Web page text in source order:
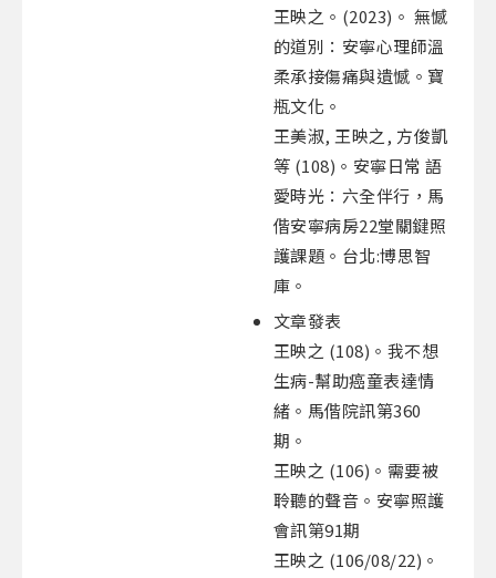
王映之。(2023)。 無憾
的道別：安寧心理師溫
柔承接傷痛與遺憾。寶
瓶文化。
王美淑, 王映之, 方俊凱
等 (108)。安寧日常 語
愛時光：六全伴行，馬
偕安寧病房22堂關鍵照
護課題。台北:博思智
庫。
文章發表
王映之 (108)。我不想
生病-幫助癌童表達情
緒。馬偕院訊第360
期。
王映之 (106)。需要被
聆聽的聲音。安寧照護
會訊第91期
王映之 (106/08/22)。